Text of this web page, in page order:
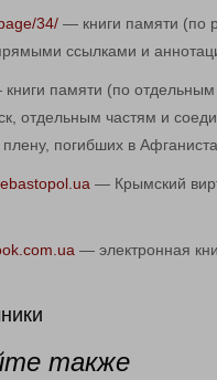
34/ — книги памяти (по
ссылками и
памяти (по отдельным
отдельным частям и
погибших в
— Крымский
— электронная
также